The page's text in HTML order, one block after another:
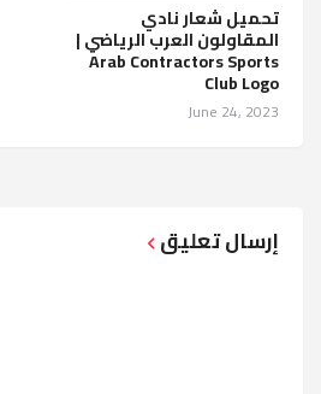
تحميل شعار نادي
المقاولون العرب الرياضي |
Arab Contractors Sports
Club Logo
June 24, 2023
إرسال تعليق